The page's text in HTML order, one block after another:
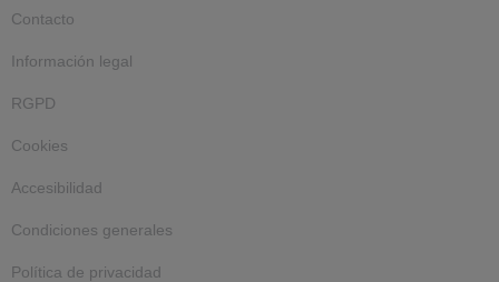
Contacto
Información legal
RGPD
Cookies
Accesibilidad
Condiciones generales
Política de privacidad